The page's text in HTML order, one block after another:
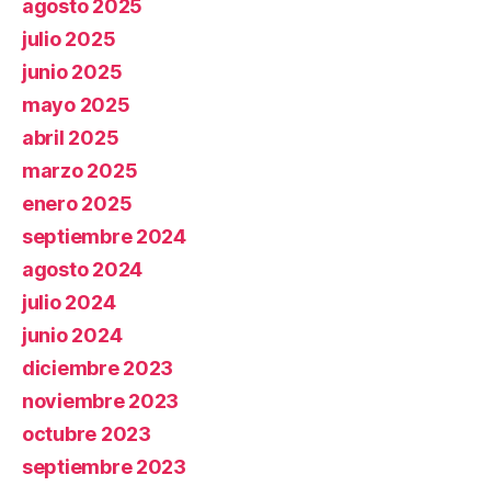
agosto 2025
julio 2025
junio 2025
mayo 2025
abril 2025
marzo 2025
enero 2025
septiembre 2024
agosto 2024
julio 2024
junio 2024
diciembre 2023
noviembre 2023
octubre 2023
septiembre 2023